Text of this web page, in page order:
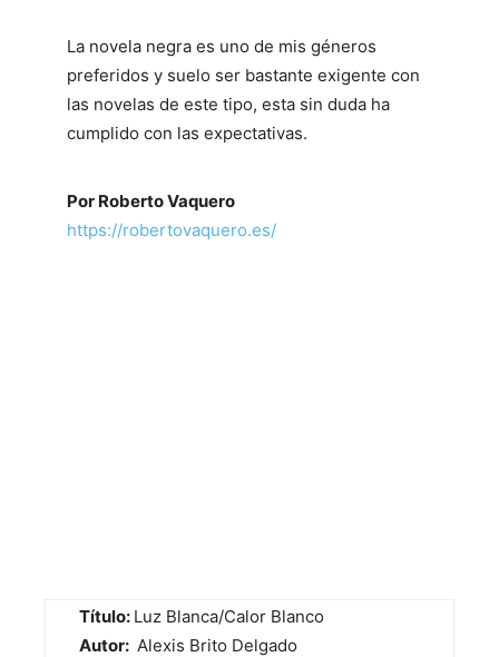
La novela negra es uno de mis géneros
preferidos y suelo ser bastante exigente con
las novelas de este tipo, esta sin duda ha
cumplido con las expectativas.
Por Roberto Vaquero
https://robertovaquero.es/
Título: Luz Blanca/Calor Blanco
Autor: Alexis Brito Delgado